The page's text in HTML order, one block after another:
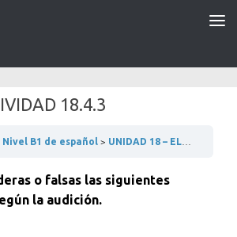
18.4.3
Nivel B1 de español UNIDAD 18 – EL CINE
o falsas las siguientes
la audición.